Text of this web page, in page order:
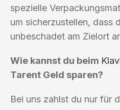
spezielle
um sicherzustellen, dass
unbeschadet am Zielort
Wie kannst du beim
Tarent Geld sparen?
Bei uns zahlst du nur für